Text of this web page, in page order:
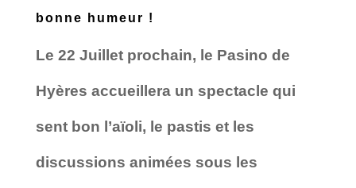
bonne humeur !
Le 22 Juillet prochain, le Pasino de
Hyères accueillera un spectacle qui
sent bon l’aïoli, le pastis et les
discussions animées sous les